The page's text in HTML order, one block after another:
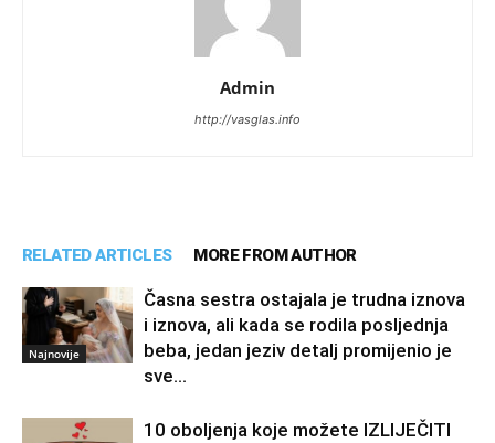
Admin
http://vasglas.info
RELATED ARTICLES MORE FROM AUTHOR
Najnovije
Časna sestra ostajala je trudna iznova
i iznova, ali kada se rodila posljednja
beba, jedan jeziv detalj promijenio je
sve…
10 oboljenja koje možete IZLIJEČITI